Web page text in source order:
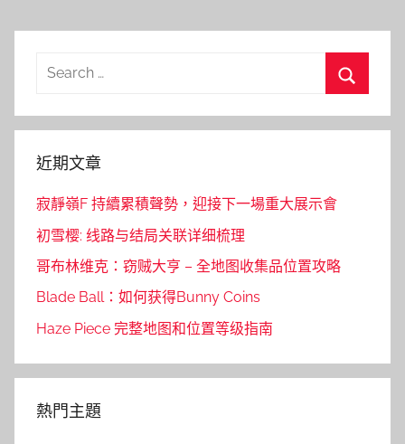
Search
近期文章
寂靜嶺F 持續累積聲勢，迎接下一場重大展示會
初雪樱: 线路与结局关联详细梳理
哥布林维克：窃贼大亨 – 全地图收集品位置攻略
Blade Ball：如何获得Bunny Coins
Haze Piece 完整地图和位置等级指南
熱門主題